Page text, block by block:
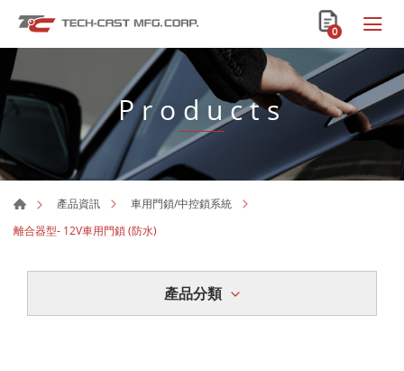
0
Products
產品資訊
車用門鎖/中控鎖系統
離合器型- 12V車用門鎖 (防水)
產品分類